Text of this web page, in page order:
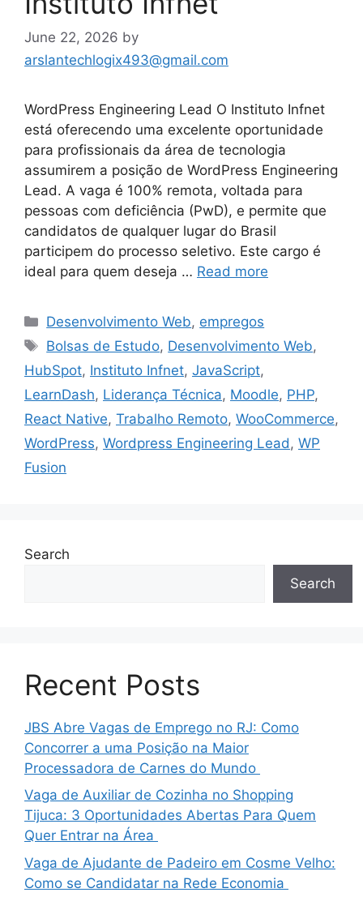
June 22, 2026 by
arslantechlogix493@gmail.com
WordPress Engineering Lead O Instituto Infnet
está oferecendo uma excelente oportunidade
para profissionais da área de tecnologia
assumirem a posição de WordPress Engineering
Lead. A vaga é 100% remota, voltada para
pessoas com deficiência (PwD), e permite que
candidatos de qualquer lugar do Brasil
participem do processo seletivo. Este cargo é
ideal para quem deseja … Read more
Categories
Desenvolvimento Web, empregos
Tags
Bolsas de Estudo, Desenvolvimento Web,
HubSpot, Instituto Infnet, JavaScript,
LearnDash, Liderança Técnica, Moodle, PHP,
React Native, Trabalho Remoto, WooCommerce,
WordPress, Wordpress Engineering Lead , WP
Fusion
Search
Search
Recent Posts
JBS Abre Vagas de Emprego no RJ: Como
Concorrer a uma Posição na Maior
Processadora de Carnes do Mundo
Vaga de Auxiliar de Cozinha no Shopping
Tijuca: 3 Oportunidades Abertas Para Quem
Quer Entrar na Área
Vaga de Ajudante de Padeiro em Cosme Velho:
Como se Candidatar na Rede Economia